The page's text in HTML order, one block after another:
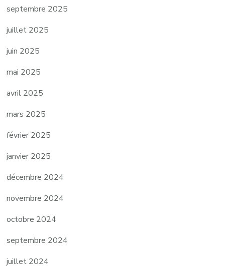
septembre 2025
juillet 2025
juin 2025
mai 2025
avril 2025
mars 2025
février 2025
janvier 2025
décembre 2024
novembre 2024
octobre 2024
septembre 2024
juillet 2024